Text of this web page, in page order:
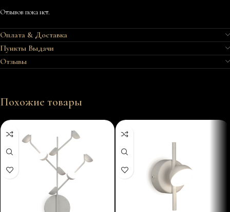
Отзывов пока нет.
Оплата & Доставка
Пункты Выдачи
Отзывы
Похожие товары